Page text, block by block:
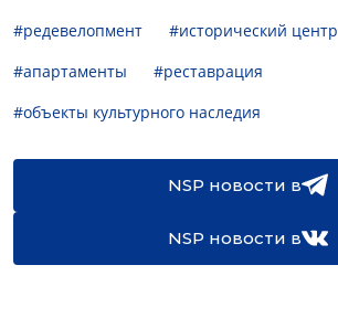
#редевелопмент
#исторический центр
#апартаменты
#реставрация
#объекты культурного наследия
NSP новости в
NSP новости в